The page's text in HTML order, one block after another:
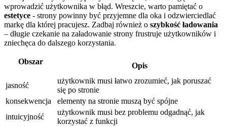
wprowadzić użytkownika w błąd. Wreszcie, warto pamiętać o
estetyce -‌ strony powinny być przyjemne​ dla oka i odzwierciedlać
markę dla której pracujesz. Zadbaj również o szybkość ładowania
– długie czekanie na załadowanie strony frustruje ⁤użytkowników i
zniechęca do​ dalszego korzystania.
Obszar Opis
jasność
użytkownik ‌musi łatwo zrozumieć, jak poruszać
się po stronie
konsekwencja
elementy na stronie muszą ⁤być spójne
intuicyjność
użytkownik musi bez‍ problemu odgadnąć, jak
korzystać z funkcji